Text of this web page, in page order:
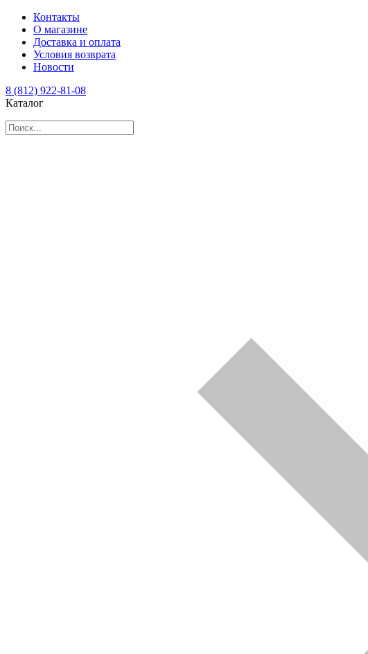
Контакты
О магазине
Доставка и оплата
Условия возврата
Новости
8 (812) 922-81-08
Каталог